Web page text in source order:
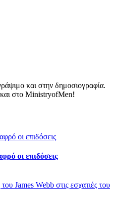
και στην δημοσιογραφία.
στο MinistryofMen!
οι επιδόσεις